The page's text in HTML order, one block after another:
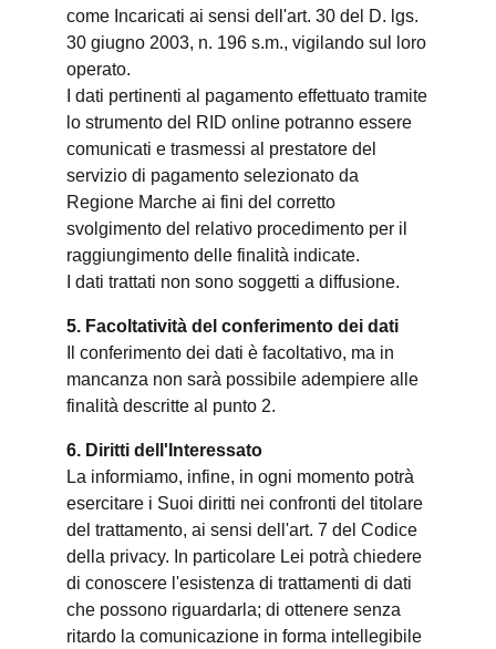
come Incaricati ai sensi dell'art. 30 del D. lgs.
30 giugno 2003, n. 196 s.m., vigilando sul loro
operato.
I dati pertinenti al pagamento effettuato tramite
lo strumento del RID online potranno essere
comunicati e trasmessi al prestatore del
servizio di pagamento selezionato da
Regione Marche ai fini del corretto
svolgimento del relativo procedimento per il
raggiungimento delle finalità indicate.
I dati trattati non sono soggetti a diffusione.
5. Facoltatività del conferimento dei dati
Il conferimento dei dati è facoltativo, ma in
mancanza non sarà possibile adempiere alle
finalità descritte al punto 2.
6. Diritti dell'Interessato
La informiamo, infine, in ogni momento potrà
esercitare i Suoi diritti nei confronti del titolare
del trattamento, ai sensi dell'art. 7 del Codice
della privacy. In particolare Lei potrà chiedere
di conoscere l'esistenza di trattamenti di dati
che possono riguardarla; di ottenere senza
ritardo la comunicazione in forma intellegibile